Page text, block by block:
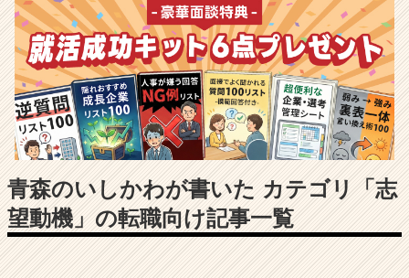
ン
チ
ャ
ー・
成
長
企
業
か
ら
ス
カ
ウ
青森のいしかわが書いた カテゴリ「志
望動機」の転職向け記事一覧